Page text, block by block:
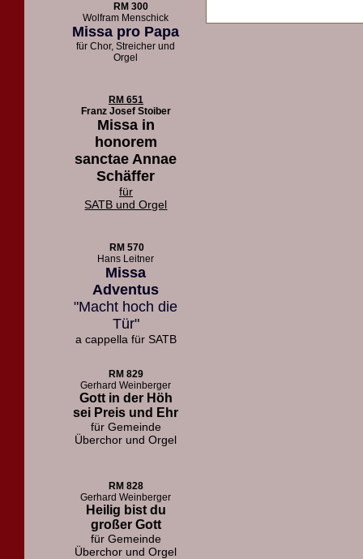
RM 300
Wolfram Menschick
Missa pro Papa
für Chor, Streicher und
Orgel
RM 651
Franz Josef Stoiber
Missa in
honorem
sanctae Annae
Schäffer
für
SATB und Orgel
RM 570
Hans Leitner
Missa
Adventus
"Macht hoch die
Tür"
a cappella für SATB
RM 829
Gerhard Weinberger
Gott in der Höh
sei Preis und Ehr
für Gemeinde
Überchor und Orgel
RM 828
Gerhard Weinberger
Heilig bist du
großer Gott
für Gemeinde
Überchor und Orgel